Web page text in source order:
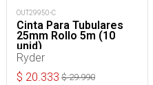
OUT29950-C
Cinta Para Tubulares
25mm Rollo 5m (10
unid)
Ryder
$ 20.333 $29.990